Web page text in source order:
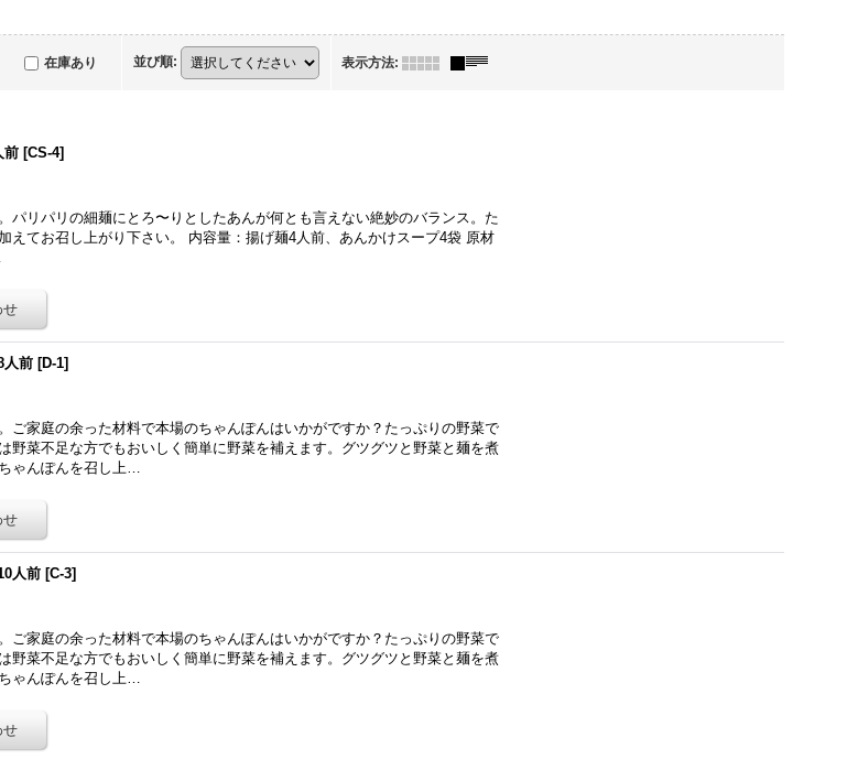
在庫あり 並び順: 表示方法:
前 [CS-4]
パリパリの細麺にとろ〜りとしたあんが何とも言えない絶妙のバランス。た
えてお召し上がり下さい。 内容量：揚げ麺4人前、あんかけスープ4袋 原材
人前 [D-1]
ご家庭の余った材料で本場のちゃんぽんはいかがですか？たっぷりの野菜で
野菜不足な方でもおいしく簡単に野菜を補えます。グツグツと野菜と麺を煮
ゃんぽんを召し上…
人前 [C-3]
ご家庭の余った材料で本場のちゃんぽんはいかがですか？たっぷりの野菜で
野菜不足な方でもおいしく簡単に野菜を補えます。グツグツと野菜と麺を煮
ゃんぽんを召し上…